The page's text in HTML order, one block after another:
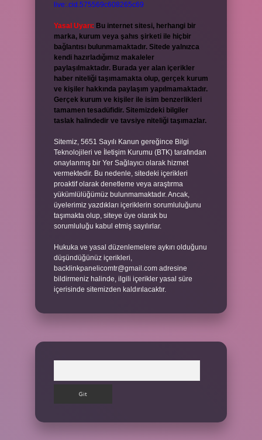
live:.cid.575569c608265c69
Yasal Uyarı: Bu internet sitesi, herhangi bir
marka, kurum veya şahıs şirketi ile hiçbir
bağlantısı bulunmamaktadır. Sitede yalnızca
kendi hazırladığımız makaleler
paylaşılmaktadır. Burada yer alan içerikler
haber niteliği taşımamakta olup, gerçek kurum
ve kişiler hakkında paylaşım yapılmamaktadır.
Gerçek kurum ve kişiler ile isim benzerlikleri
tamamen tesadüfidir. Sitemizdeki bilgiler
taslak halindedir ve tavsiye niteliği taşımazlar.
Sitemiz, 5651 Sayılı Kanun gereğince Bilgi
Teknolojileri ve İletişim Kurumu (BTK) tarafından
onaylanmış bir Yer Sağlayıcı olarak hizmet
vermektedir. Bu nedenle, sitedeki içerikleri
proaktif olarak denetleme veya araştırma
yükümlülüğümüz bulunmamaktadır. Ancak,
üyelerimiz yazdıkları içeriklerin sorumluluğunu
taşımakta olup, siteye üye olarak bu
sorumluluğu kabul etmiş sayılırlar.
Hukuka ve yasal düzenlemelere aykırı olduğunu
düşündüğünüz içerikleri,
backlinkpanelicomtr@gmail.com adresine
bildirmeniz halinde, ilgili içerikler yasal süre
içerisinde sitemizden kaldırılacaktır.